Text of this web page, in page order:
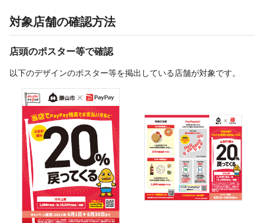
対象店舗の確認方法
店頭のポスター等で確認
以下のデザインのポスター等を掲出している店舗が対象です。